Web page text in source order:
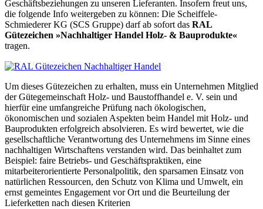
Geschäftsbeziehungen zu unseren Lieferanten. Insofern freut uns,
die folgende Info weitergeben zu können: Die Scheiffele-
Schmiederer KG (SCS Gruppe) darf ab sofort das RAL
Gütezeichen »Nachhaltiger Handel Holz- & Bauprodukte«
tragen.
Um dieses Gütezeichen zu erhalten, muss ein Unternehmen Mitglied
der Gütegemeinschaft Holz- und Baustoffhandel e. V. sein und
hierfür eine umfangreiche Prüfung nach ökologischen,
ökonomischen und sozialen Aspekten beim Handel mit Holz- und
Bauprodukten erfolgreich absolvieren. Es wird bewertet, wie die
gesellschaftliche Verantwortung des Unternehmens im Sinne eines
nachhaltigen Wirtschaftens verstanden wird. Das beinhaltet zum
Beispiel: faire Betriebs- und Geschäftspraktiken, eine
mitarbeiterorientierte Personalpolitik, den sparsamen Einsatz von
natürlichen Ressourcen, den Schutz von Klima und Umwelt, ein
ernst gemeintes Engagement vor Ort und die Beurteilung der
Lieferketten nach diesen Kriterien